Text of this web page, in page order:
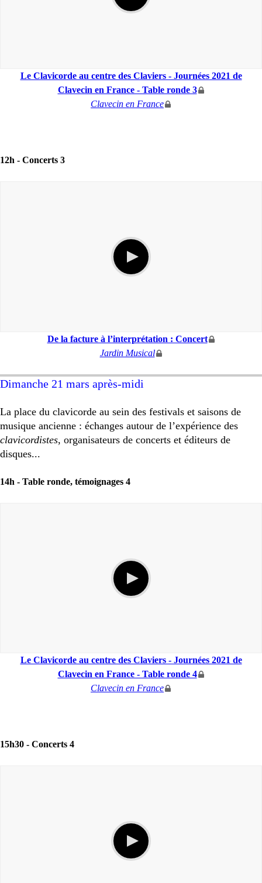
Le Clavicorde au centre des Claviers - Journées 2021 de
Clavecin en France - Table ronde 3
Clavecin en France
12h - Concerts 3
De la facture à l’interprétation : Concert
Jardin Musical
Dimanche 21 mars après-midi
La place du clavicorde au sein des festivals et saisons de
musique ancienne : échanges autour de l’expérience des
clavicordistes, organisateurs de concerts et éditeurs de
disques...
14h - Table ronde, témoignages 4
Le Clavicorde au centre des Claviers - Journées 2021 de
Clavecin en France - Table ronde 4
Clavecin en France
15h30 - Concerts 4